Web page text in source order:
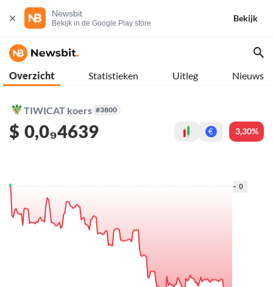
Newsbit
Bekijk in de Google Play store
Bekijk
Overzicht Statistieken Uitleg Nieuws
TIWICAT koers #3800
$ 0,0₉4639 € 3,30%